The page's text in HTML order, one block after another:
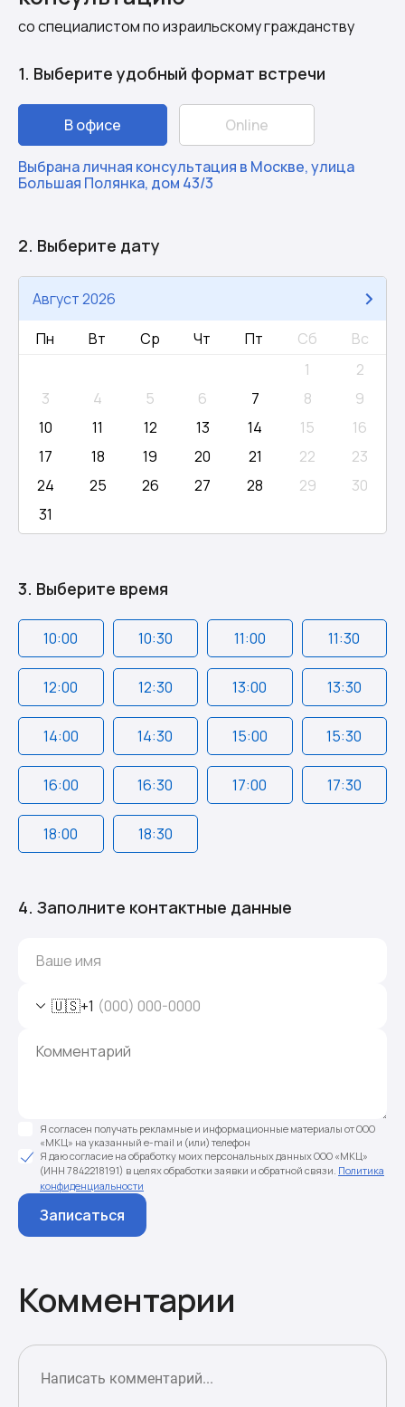
со специалистом по израильскому гражданству
1. Выберите удобный формат встречи
В офисе Online
Выбрана личная консультация в Москве, улица
Большая Полянка, дом 43/3
2. Выберите дату
Август 2026
Пн
Вт Ср Чт Пт Сб
Вс
1
2
3
4 5 6 7 8
9
10
11 12 13 14 15
16
17
18 19 20 21 22
23
24
25 26 27 28 29
30
31
3. Выберите время
10:00 10:30 11:00 11:30
12:00 12:30 13:00 13:30
14:00 14:30 15:00 15:30
16:00 16:30 17:00 17:30
18:00 18:30
4. Заполните контактные данные
🇺🇸+1
Я согласен получать рекламные и информационные материалы от ООО
«МКЦ» на указанный e-mail и (или) телефон
Я даю согласие на обработку моих персональных данных ООО «МКЦ»
(ИНН 7842218191) в целях обработки заявки и обратной связи. Политика
конфиденциальности
Записаться
Комментарии